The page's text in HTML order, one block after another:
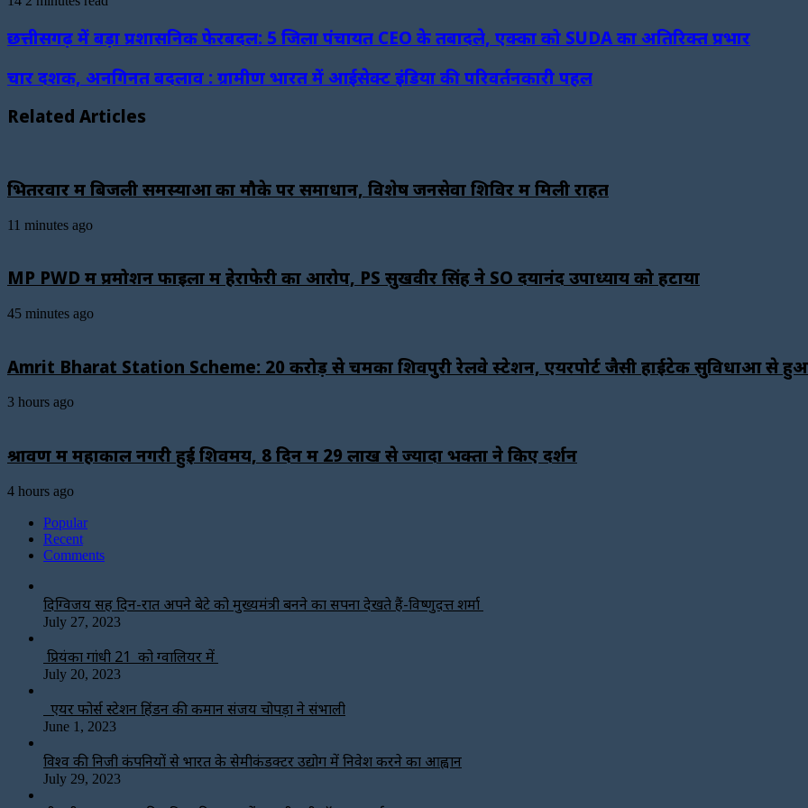
छत्तीसगढ़ में बड़ा प्रशासनिक फेरबदल: 5 जिला पंचायत CEO के तबादले, एक्का को SUDA का अतिरिक्त प्रभार
चार दशक, अनगिनत बदलाव : ग्रामीण भारत में आईसेक्ट इंडिया की परिवर्तनकारी पहल
Related Articles
भितरवार में बिजली समस्याओं का मौके पर समाधान, विशेष जनसेवा शिविर में मिली राहत
11 minutes ago
MP PWD में प्रमोशन फाइलों में हेराफेरी का आरोप, PS सुखवीर सिंह ने SO दयानंद उपाध्याय को हटाया
45 minutes ago
Amrit Bharat Station Scheme: 20 करोड़ से चमका शिवपुरी रेलवे स्टेशन, एयरपोर्ट जैसी हाईटेक सुविधाओं से
3 hours ago
श्रावण में महाकाल नगरी हुई शिवमय, 8 दिन में 29 लाख से ज्यादा भक्तों ने किए दर्शन
4 hours ago
Popular
Recent
Comments
दिग्विजय सिंह दिन-रात अपने बेटे को मुख्यमंत्री बनने का सपना देखते हैं-विष्णुदत्त शर्मा
July 27, 2023
प्रियंका गांधी 21 को ग्वालियर में
July 20, 2023
एयर फोर्स स्टेशन हिंडन की कमान संजय चोपड़ा ने संभाली
June 1, 2023
विश्‍व की निजी कंपनियों से भारत के सेमीकंडक्टर उद्योग में निवेश करने का आह्वान
July 29, 2023